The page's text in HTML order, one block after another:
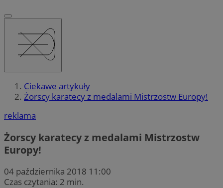
Ciekawe artykuły
Żorscy karatecy z medalami Mistrzostw Europy!
reklama
Żorscy karatecy z medalami Mistrzostw
Europy!
04 października 2018 11:00
Czas czytania: 2 min.